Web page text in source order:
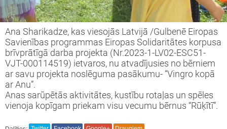
Ana Sharikadze, kas viesojās Latvijā /Gulbenē Eiropas
Savienības programmas Eiropas Solidaritātes korpusa
brīvprātīgā darba projekta (Nr.2023-1-LV02-ESC51-
VJT-000114519) ietvaros, nu atvadījusies no bērniem
ar savu projekta noslēguma pasākumu- “Vingro kopā
ar Anu”.
Anas sarūpētās aktivitātes, kustību rotaļas un spēles
vienoja kopīgam priekam visu vecumu bērnus “Rūķītī”.
darba projekts Nr.2022-1-LV02-
VJT-000080173
Latvijai!
brīvprātīgā darba projekts
Together" 2